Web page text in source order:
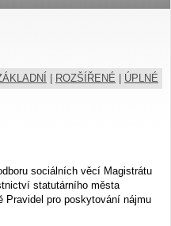
ROZŠÍŘENÉ ÚPLNÉ
sociálních věcí Magistrátu
statutárního města
Pravidel pro poskytování nájmu